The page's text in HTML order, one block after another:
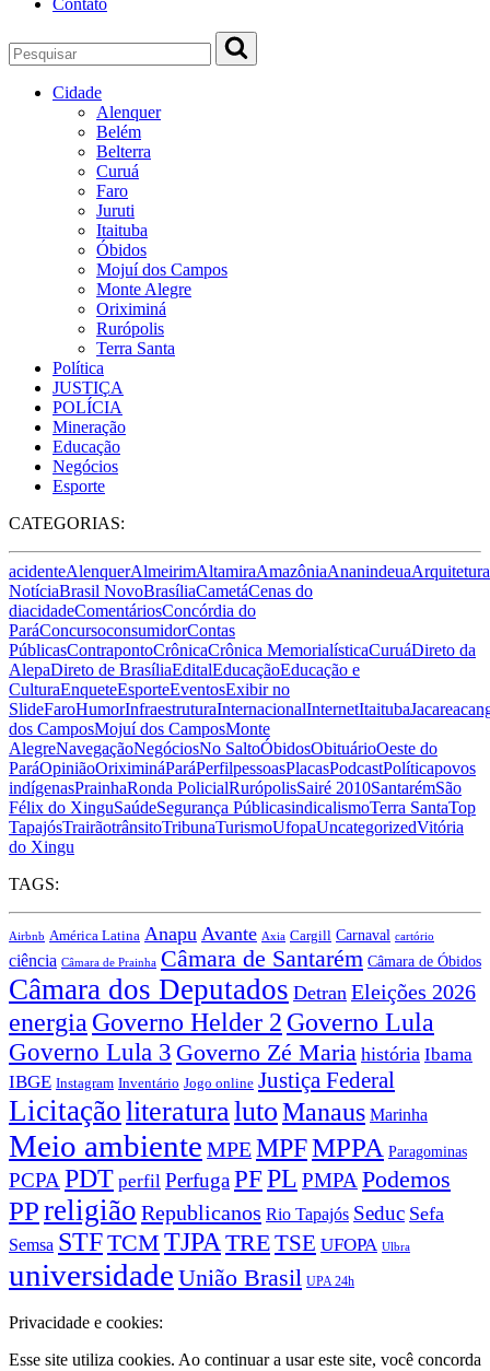
Contato
Cidade
Alenquer
Belém
Belterra
Curuá
Faro
Juruti
Itaituba
Óbidos
Mojuí dos Campos
Monte Alegre
Oriximiná
Rurópolis
Terra Santa
Política
JUSTIÇA
POLÍCIA
Mineração
Educação
Negócios
Esporte
CATEGORIAS:
acidenteAlenquerAlmeirimAltamiraAmazôniaAnanindeuaArquitetura
NotíciaBrasil NovoBrasíliaCametáCenas do
diacidadeComentáriosConcórdia do
ParáConcursoconsumidorContas
PúblicasContrapontoCrônicaCrônica MemorialísticaCuruáDireto da
AlepaDireto de BrasíliaEditalEducaçãoEducação e
CulturaEnqueteEsporteEventosExibir no
SlideFaroHumorInfraestruturaInternacionalInternetItaituba
dos CamposMojuí dos CamposMonte
AlegreNavegaçãoNegóciosNo SaltoÓbidosObituárioOeste do
ParáOpiniãoOriximináParáPerfilpessoasPlacasPodcastPolíticapovos
indígenasPrainhaRonda PolicialRurópolisSairé 2010SantarémSão
Félix do XinguSaúdeSegurança PúblicasindicalismoTerra SantaTop
TapajósTrairãotrânsitoTribunaTurismoUfopaUncategorizedVitória
do Xingu
TAGS:
Airbnb América Latina Anapu Avante Axia Cargill Carnaval cartório
ciência Câmara de Prainha Câmara de Santarém Câmara de Óbidos
Câmara dos Deputados Detran Eleições 2026
energia Governo Helder 2 Governo Lula
Governo Lula 3 Governo Zé Maria história Ibama
IBGE Instagram Inventário Jogo online Justiça Federal
LicitaçãoliteraturalutoManaus Marinha
Meio ambiente MPEMPFMPPA Paragominas
PCPA PDT perfil PerfugaPFPL PMPA Podemos
PPreligião Republicanos Rio Tapajós Seduc Sefa
Semsa STFTCM TJPA TRETSE UFOPA Ulbra
universidade União Brasil UPA 24h
Privacidade e cookies:
Esse site utiliza cookies. Ao continuar a usar este site, você concorda